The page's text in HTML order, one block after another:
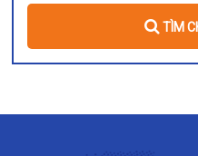
TÌM